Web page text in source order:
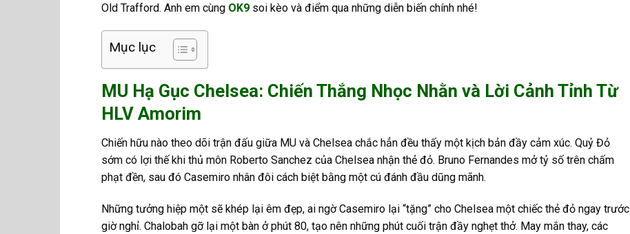
Old Trafford. Anh em cùng OK9 soi kèo và điểm qua những diễn biến chính nhé!
Mục lục
MU Hạ Gục Chelsea: Chiến Thắng Nhọc Nhằn và Lời Cảnh Tỉnh Từ
HLV Amorim
Chiến hữu nào theo dõi trận đấu giữa MU và Chelsea chắc hẳn đều thấy một kịch bản đầy cảm xúc. Quỷ Đỏ
sớm có lợi thế khi thủ môn Roberto Sanchez của Chelsea nhận thẻ đỏ. Bruno Fernandes mở tỷ số trên chấm
phạt đền, sau đó Casemiro nhân đôi cách biệt bằng một cú đánh đầu dũng mãnh.
Những tưởng hiệp một sẽ khép lại êm đẹp, ai ngờ Casemiro lại “tặng” cho Chelsea một chiếc thẻ đỏ ngay trước
giờ nghỉ. Chalobah gỡ lại một bàn ở phút 80, tạo nên những phút cuối trận đầy nghẹt thở. May mắn thay, các